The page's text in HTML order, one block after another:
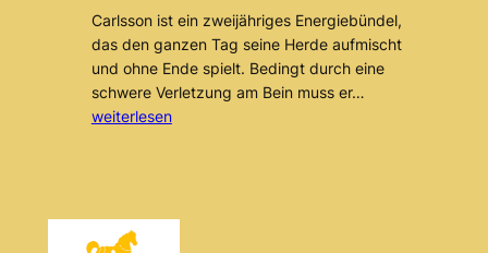
Carlsson ist ein zweijähriges Energiebündel,
das den ganzen Tag seine Herde aufmischt
und ohne Ende spielt. Bedingt durch eine
schwere Verletzung am Bein muss er…
weiterlesen